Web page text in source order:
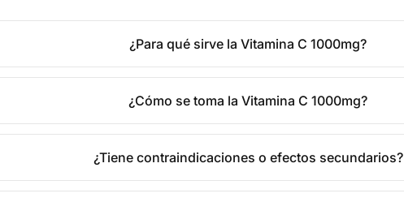
¿Para qué sirve la Vitamina C 1000mg?
¿Cómo se toma la Vitamina C 1000mg?
¿Tiene contraindicaciones o efectos secundarios?